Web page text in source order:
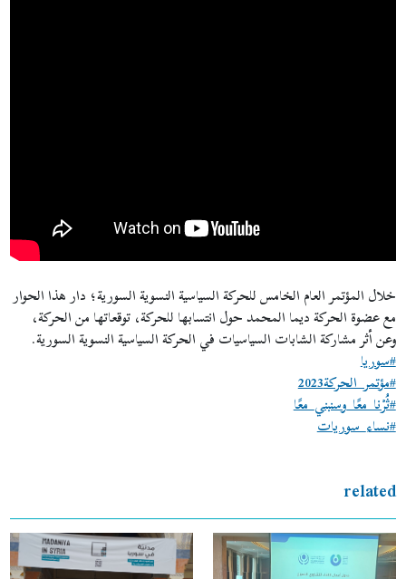
خلال المؤتمر العام الخامس للحركة السياسية النسوية السورية؛ دار هذا الحوار
مع عضوة الحركة ديما المحمد حول انتسابها للحركة، توقعاتها من الحركة،
وعن أثر مشاركة الشابات السياسيات في الحركة السياسية النسوية السورية.
#سوريا
#مؤتمر_الحركة2023
#ثُرْنا_معًا_وسنبني_معًا
#نساء_سوريات
related